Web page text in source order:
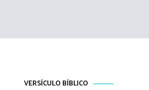
VERSÍCULO BÍBLICO